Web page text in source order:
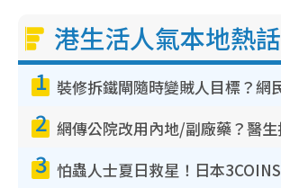
港生活人氣本地熱話
1
2
3